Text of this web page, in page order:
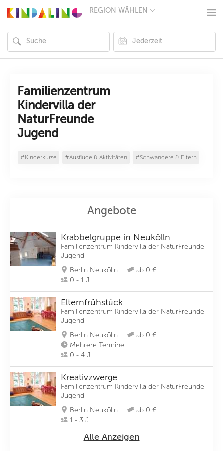
REGION WÄHLEN
MÜNCHEN
HAMBURG
FRANKFURT
KÖLN
ESSEN
HANNOVER
ANDERE
Familienzentrum
Kindervilla der
NaturFreunde
Jugend
#Kinderkurse #Ausflüge & Aktivitäten #Schwangere & Eltern
Angebote
Krabbelgruppe in Neukölln
Familienzentrum Kindervilla der NaturFreunde
Jugend
Berlin Neukölln
ab 0 €
0 - 1 J
Elternfrühstück
Familienzentrum Kindervilla der NaturFreunde
Jugend
Berlin Neukölln
ab 0 €
Mehrere Termine
0 - 4 J
Kreativzwerge
Familienzentrum Kindervilla der NaturFreunde
Jugend
Berlin Neukölln
ab 0 €
1 - 3 J
Alle Anzeigen